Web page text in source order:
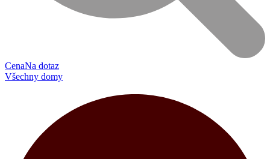
CenaNa dotaz
Všechny domy